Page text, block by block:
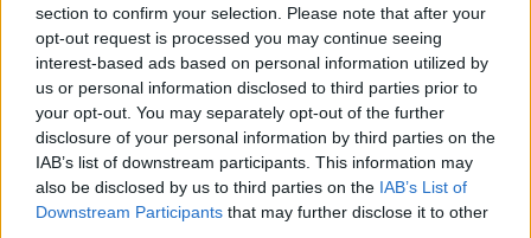
section to confirm your selection. Please note that after your
opt-out request is processed you may continue seeing
interest-based ads based on personal information utilized by
us or personal information disclosed to third parties prior to
your opt-out. You may separately opt-out of the further
disclosure of your personal information by third parties on the
IAB’s list of downstream participants. This information may
also be disclosed by us to third parties on the IAB’s List of
Downstream Participants that may further disclose it to other
συνέδρια
Δυνατότητα εξέλιξης σε ανώτερες θέσεις έργων
Ευχάριστο και υποστηρικτικό εργασιακό περιβάλλον
Συμμετοχή σε έργα με σημαντικό κοινωνικό και
αναπτυξιακό αντίκτυπο